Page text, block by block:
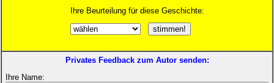
Ihre Beurteilung für diese Geschichte:
Privates Feedback zum Autor senden:
Ihre Name: